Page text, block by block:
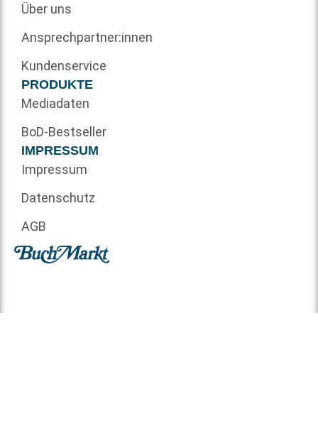
Über uns
Ansprechpartner:innen
Kundenservice
PRODUKTE
Mediadaten
BoD-Bestseller
IMPRESSUM
Impressum
Datenschutz
AGB